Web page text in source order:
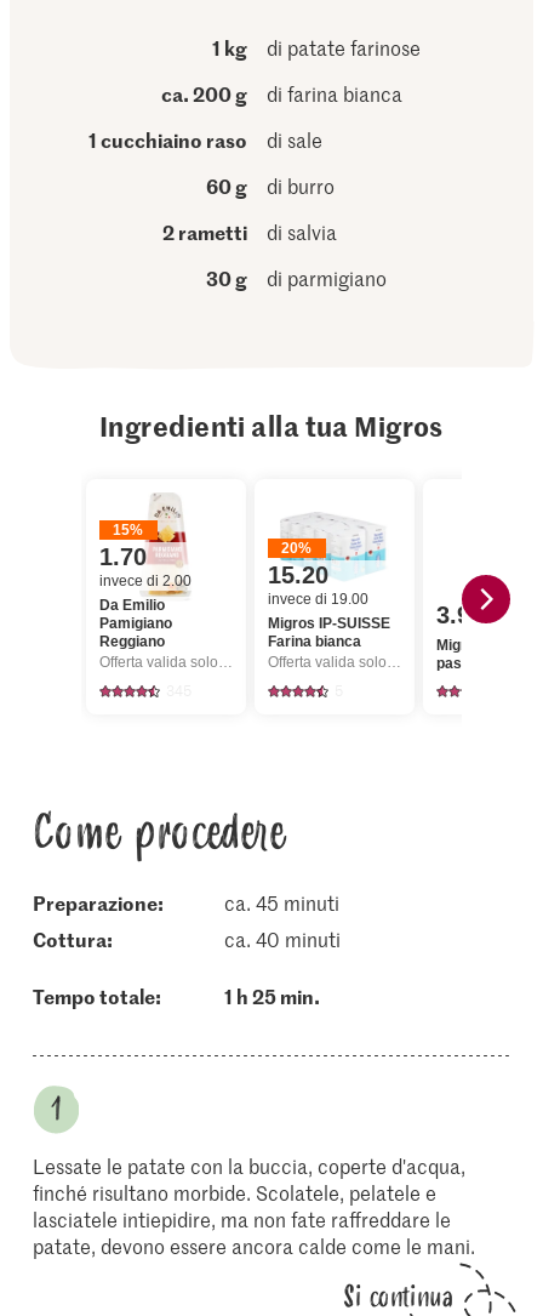
1 kg
di patate farinose
ca. 200 g
di farina bianca
1 cucchiaino raso
di sale
60 g
di burro
2 rametti
di salvia
30 g
di parmigiano
Ingredienti alla tua Migros
15%
1.70
invece di 2.00
Da Emilio
Pamigiano
Reggiano
Offerta valida solo dal 6.8 al 12.8.2026, fino a esaurimento dello stock.
20%
15.20
invece di 19.00
Migros IP-SUISSE
Farina bianca
Offerta valida solo dal 6.8 al 12.8.2026, fino a esaurimento dello stock.
3.90
Migros Patate a
pasta farinosa
Come procedere
Preparazione:
ca. 45 minuti
cottura:
ca. 40 minuti
Tempo totale: 1 h 25 min.
Lessate le patate con la buccia, coperte d'acqua,
finché risultano morbide. Scolatele, pelatele e
lasciatele intiepidire, ma non fate raffreddare le
patate, devono essere ancora calde come le mani.
Si continua